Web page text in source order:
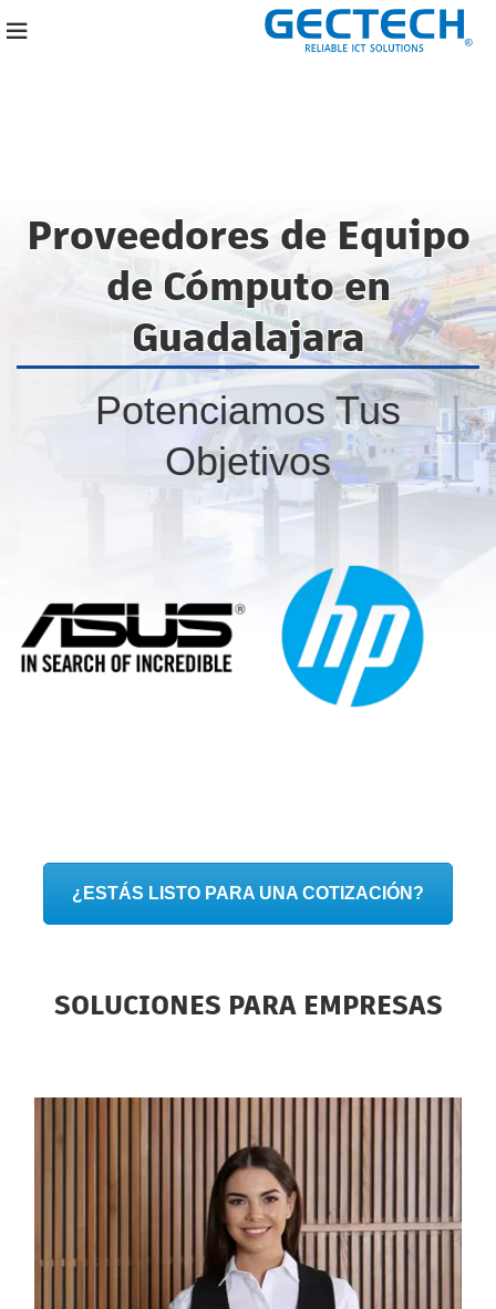
Proveedores de Equipo
de Cómputo en
Guadalajara
Potenciamos Tus
Objetivos
¿ESTÁS LISTO PARA UNA COTIZACIÓN?
SOLUCIONES PARA EMPRESAS